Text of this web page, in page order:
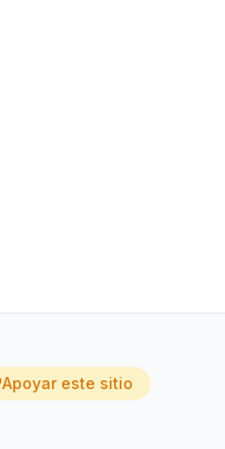
Apoyar este sitio